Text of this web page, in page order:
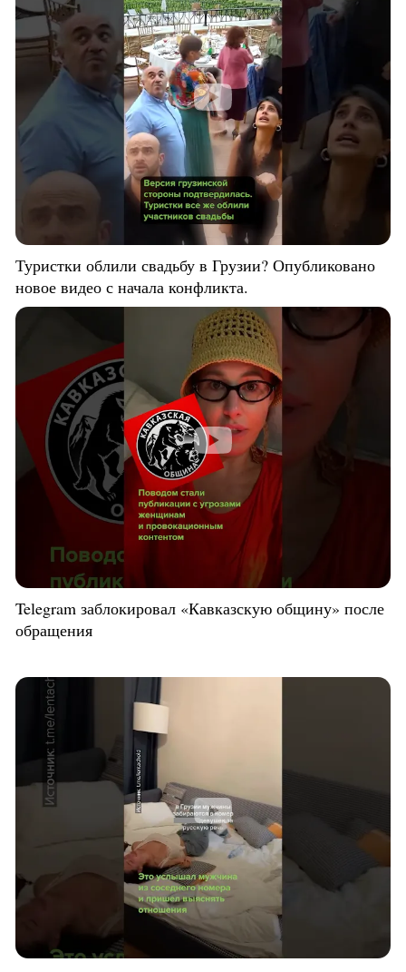
Туристки облили свадьбу в Грузии? Опубликовано
новое видео с начала конфликта.
Telegram заблокировал «Кавказскую общину» после
обращения